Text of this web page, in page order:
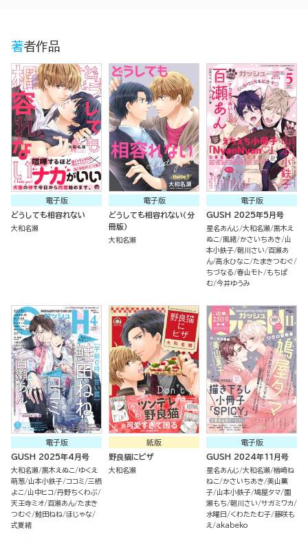
著者作品
電子版
どうしても相容れない
大和名瀬
電子版
どうしても相容れない（分
冊版）
大和名瀬
電子版
GUSH 2025年5月号
星名あんじ 大和名瀬 黒木え
ぬこ
風緒 かさいちあき
山
本小鉄子 朝川さい 百瀬あ
ん 高永ひなこ たまきつむぐ
ちづなる 春山モト
もちぱ
む 今井ゆうみ
電子版
GUSH 2025年4月号
大和名瀬 黒木えぬこ
ゆくえ
萌葱 山本小鉄子 ココミ 三栖
よこ
山中ヒコ 丹野ちくわぶ
天王寺ミオ 百瀬あん たまき
つむぐ 鮭田ねね
ほじゃな
式夏緒
紙版
野良猫にピザ
大和名瀬
電子版
GUSH 2024年11月号
星名あんじ 大和名瀬 楢崎ね
ねこ
かさいちあき 美山薫
子 山本小鉄子 鳩屋タマ 園
瀬もち 朝川さい サガミワカ
水曜日
くわたたむ子 藤咲も
え
akabeko